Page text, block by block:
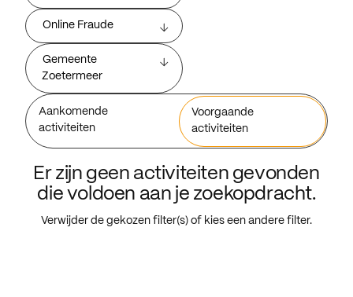
Online Fraude
Gemeente
Zoetermeer
Aankomende
activiteiten
Voorgaande
activiteiten
Er zijn geen activiteiten gevonden
die voldoen aan je zoekopdracht.
Verwijder de gekozen filter(s) of kies een andere filter.